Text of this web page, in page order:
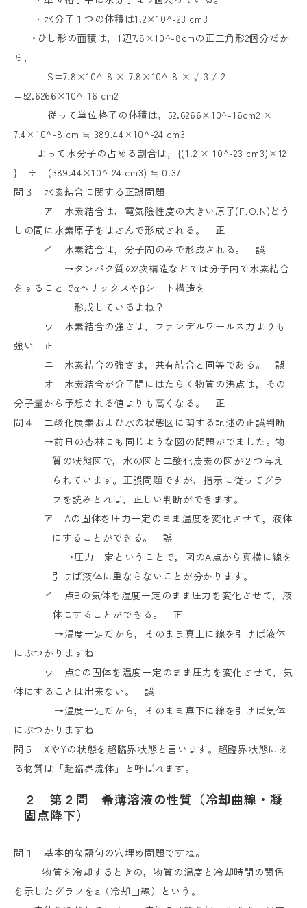
・水分子１つの体積は1.2×10^-23 cm3
→ひし形の面積は，1 辺7.8 ×10^-8cmの正三角形2個分だか
ら，
S=7.8 ×10^-8 × 7.8 ×10^-8 × √3 / 2
=52.6266 ×10^-16 cm2
従って単位格子の体積は，52.6266×10^-16cm2 ×
7.4×10^-8 cm ≒ 389.44×10^-24 cm3
よって水分子の占める割合は， {(1.2 × 10^-23 cm3) ×12
} ÷ (389.44×10^-24 cm3) ≒ 0.37
問３ 水素結合に関する正誤問題
ア 水素結合は， 電気陰性度の大きい原子(F,O,N) どう
しの間に水素原子をはさんで形成される。 正
イ 水素結合は，分子間のみで形成される。 誤
→タンパク質の2次構造などでは分子内で水素結合
をすることでαヘリックスやβシート構造を
形成しているよね？
ウ 水素結合の強さは，ファンデルワールス力よりも
強い 正
エ 水素結合の強さは，共有結合と同等である。 誤
オ 水素結合が分子間にはたらく物質の沸点は，その
分子量から予想される値よりも高くなる。 正
問４ 二酸化炭素および水の状態図に関する記述の正誤判断
→前日の杏林にも同じような図の問題がでました。物
質の状態図で，水の図と二酸化炭素の図が２つ与え
られています。正誤問題ですが，指示に従ってグラ
フを読みとれば，正しい判断ができます。
ア Aの固体を圧力一定のまま温度を変化させて，液体
にすることができる。 誤
→圧力一定ということで，図のA点から真横に線を
引けば液体に重ならないことが分かります。
イ 点B の気体を温度一定のまま圧力を変化させて，液
体にすることができる。 正
→温度一定だから，そのまま真上に線を引けば液体
にぶつかりますね
ウ 点C の固体を温度一定のまま圧力を変化させて，気
体にすることは出来ない。 誤
→温度一定だから，そのまま真下に線を引けば気体
にぶつかりますね
問５XやYの状態を超臨界状態と言います。超臨界状態にあ
る物質は「超臨界流体」と呼ばれます。
２　第２問　希薄溶液の性質（冷却曲線・凝
固点降下）
問１ 基本的な語句の穴埋め問題ですね。
物質を冷却するときの，物質の温度と冷却時間の関係
を示したグラフを a （冷却曲線）という。